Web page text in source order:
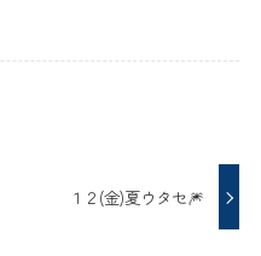
１２(金)夏ウタセ🎆